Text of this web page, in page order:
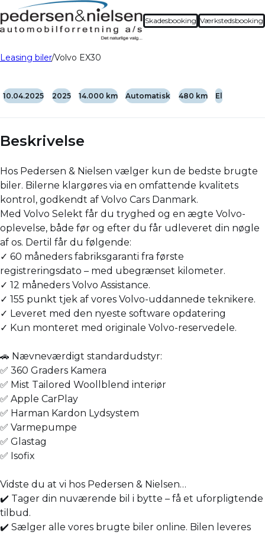
Skadesbooking Værkstedsbooking
Leasing biler Volvo EX30
10.04.2025 2025 14.000 km Automatisk 480 km El
Beskrivelse
Hos Pedersen & Nielsen vælger kun de bedste brugte
biler. Bilerne klargøres via en omfattende kvalitets
kontrol, godkendt af Volvo Cars Danmark.
Med Volvo Selekt får du tryghed og en ægte Volvo-
oplevelse, både før og efter du får udleveret din nøgle
af os. Dertil får du følgende:
✓ 60 måneders fabriksgaranti fra første
registreringsdato – med ubegrænset kilometer.
✓ 12 måneders Volvo Assistance.
✓ 155 punkt tjek af vores Volvo-uddannede teknikere.
✓ Leveret med den nyeste software opdatering
✓ Kun monteret med originale Volvo-reservedele.
🚗 Nævneværdigt standardudstyr:
✅ 360 Graders Kamera
✅ Mist Tailored Woollblend interiør
✅ Apple CarPlay
✅ Harman Kardon Lydsystem
✅ Varmepumpe
✅ Glastag
✅ Isofix
Vidste du at vi hos Pedersen & Nielsen…
✔️ Tager din nuværende bil i bytte – få et uforpligtende
tilbud.
✔️ Sælger alle vores brugte biler online. Bilen leveres